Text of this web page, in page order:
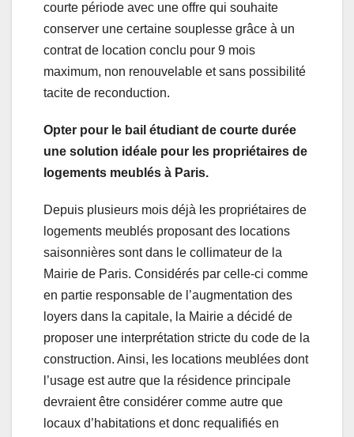
courte période avec une offre qui souhaite
conserver une certaine souplesse grâce à un
contrat de location conclu pour 9 mois
maximum, non renouvelable et sans possibilité
tacite de reconduction.
Opter pour le bail étudiant de courte durée
une solution idéale pour les propriétaires de
logements meublés à Paris.
Depuis plusieurs mois déjà les propriétaires de
logements meublés proposant des locations
saisonnières sont dans le collimateur de la
Mairie de Paris. Considérés par celle-ci comme
en partie responsable de l’augmentation des
loyers dans la capitale, la Mairie a décidé de
proposer une interprétation stricte du code de la
construction. Ainsi, les locations meublées dont
l’usage est autre que la résidence principale
devraient être considérer comme autre que
locaux d’habitations et donc requalifiés en